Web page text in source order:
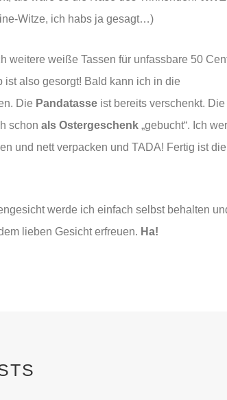
Witze, ich habs ja gesagt…)
weitere weiße Tassen für unfassbare 50
ist also gesorgt! Bald kann ich in die
Die Pandatasse ist bereits verschenkt. Die
schon als Ostergeschenk „gebucht“. Ich
und nett verpacken und TADA! Fertig ist die
werde ich einfach selbst behalten
lieben Gesicht erfreuen. Ha!